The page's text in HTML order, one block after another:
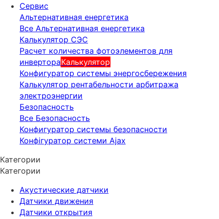
Сервис
Альтернативная енергетика
Все Альтернативная енергетика
Калькулятор СЭС
Расчет количества фотоэлементов для
инвертораКалькулятор
Конфигуратор системы энергосбережения
Калькулятор рентабельности арбитража
электроэнергии
Безопасность
Все Безопасность
Конфигуратор системы безопасности
Конфігуратор системи Ajax
Категории
Категории
Акустические датчики
Датчики движения
Датчики открытия